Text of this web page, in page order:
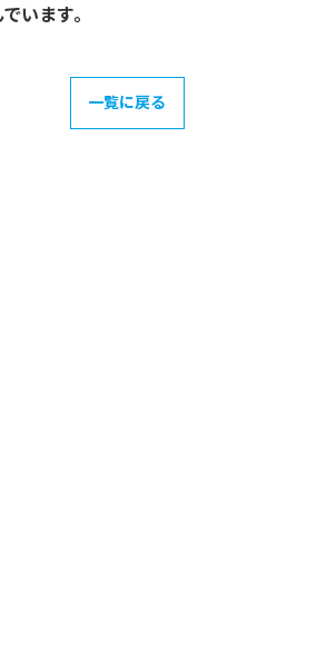
います。
一覧に戻る